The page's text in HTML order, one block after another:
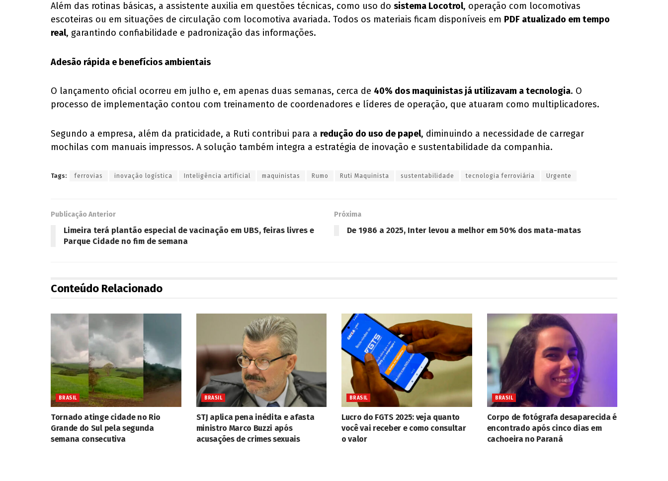
Além das rotinas básicas, a assistente auxilia em questões técnicas, como uso do sistema Locotrol, operação com locomotivas
escoteiras ou em situações de circulação com locomotiva avariada. Todos os materiais ficam disponíveis em PDF atualizado em tempo
real, garantindo confiabilidade e padronização das informações.
Adesão rápida e benefícios ambientais
O lançamento oficial ocorreu em julho e, em apenas duas semanas, cerca de 40% dos maquinistas já utilizavam a tecnologia. O
processo de implementação contou com treinamento de coordenadores e líderes de operação, que atuaram como multiplicadores.
Segundo a empresa, além da praticidade, a Ruti contribui para a redução do uso de papel, diminuindo a necessidade de carregar
mochilas com manuais impressos. A solução também integra a estratégia de inovação e sustentabilidade da companhia.
Tags: ferrovias inovação logística Inteligência artificial maquinistas Rumo Ruti Maquinista sustentabilidade tecnologia ferroviária Urgente
Publicação Anterior
Limeira terá plantão especial de vacinação em UBS, feiras livres e
Parque Cidade no fim de semana
Próxima
De 1986 a 2025, Inter levou a melhor em 50% dos mata-matas
Conteúdo Relacionado
BRASIL
Tornado atinge cidade no Rio
Grande do Sul pela segunda
semana consecutiva
BRASIL
STJ aplica pena inédita e afasta
ministro Marco Buzzi após
acusações de crimes sexuais
BRASIL
Lucro do FGTS 2025: veja quanto
você vai receber e como consultar
o valor
BRASIL
Corpo de fotógrafa desaparecida é
encontrado após cinco dias em
cachoeira no Paraná